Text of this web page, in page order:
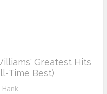
Greatest Hits
Time Best)
Hank